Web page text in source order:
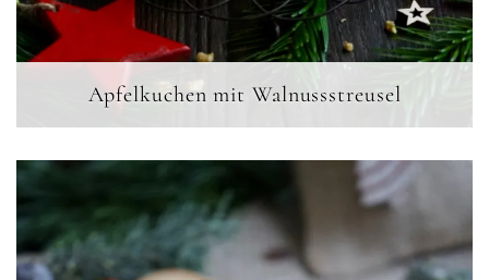
Apfelkuchen mit Walnussstreusel